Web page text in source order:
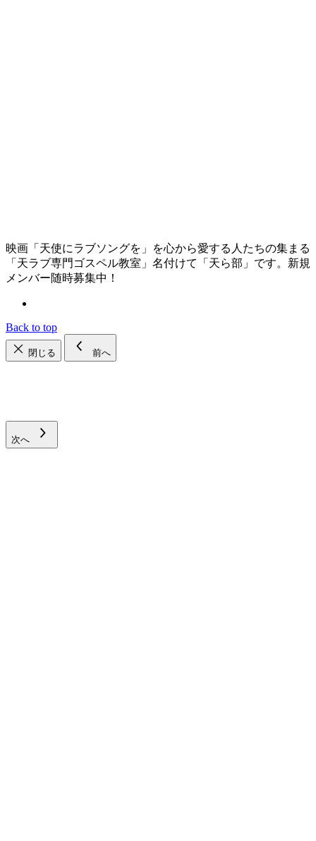
映画「天使にラブソングを」を心から愛する人たちの集まる
「天ラブ専門ゴスペル教室」名付けて「天ら部」です。新規
メンバー随時募集中！
Back to top
閉じる 前へ
次へ